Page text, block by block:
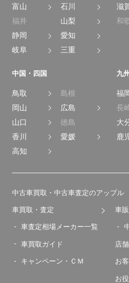
富山
石川
福井
山梨
静岡
愛知
岐阜
三重
滋
和
中国・四国
鳥取
島根
岡山
広島
山口
徳島
香川
愛媛
高知
九
福
長
大
鹿
中古車買取・中古車査定のアップル
車買取・査定
車査定相場メーカー一覧
車買取ガイド
キャンペーン・ＣＭ
車
店
お
お